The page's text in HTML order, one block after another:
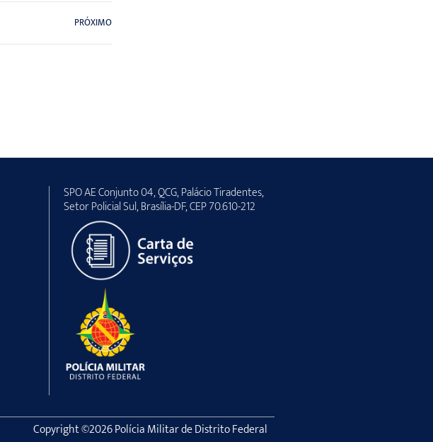
PRÓXIMO
SPO AE Conjunto 04, QCG, Palácio Tiradentes,
Setor Policial Sul, Brasília-DF, CEP 70.610-212
Copyright ©2026 Polícia Militar de Distrito Federal